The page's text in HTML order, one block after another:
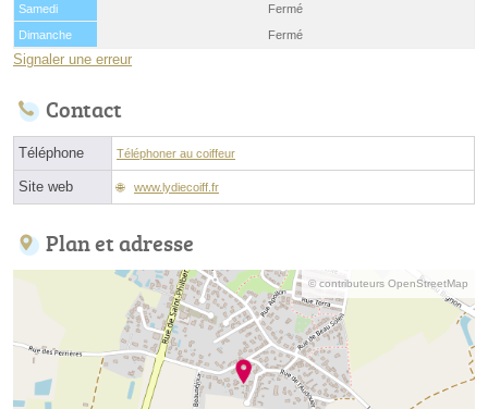
Samedi
Fermé
Dimanche
Fermé
Signaler une erreur
Contact
Téléphone Téléphoner au coiffeur
Site web www.lydiecoiff.fr
Plan et adresse
© contributeurs OpenStreetMap